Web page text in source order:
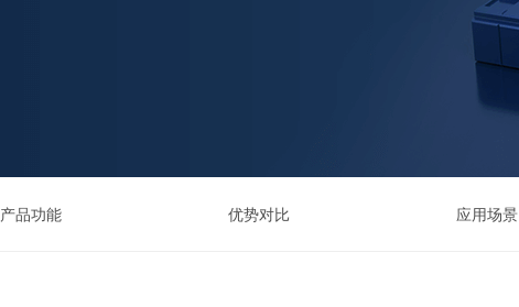
产品功能 优势对比 应用场景